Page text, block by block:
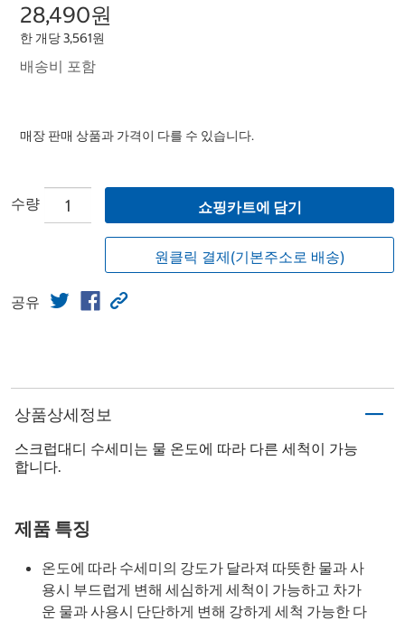
28,490원
한 개당 3,561원
배송비 포함
매장 판매 상품과 가격이 다를 수 있습니다.
수량 쇼핑카트에 담기
원클릭 결제(기본주소로 배송)
공유
상품상세정보
스크럽대디 수세미는 물 온도에 따라 다른 세척이 가능
합니다.
제품 특징
온도에 따라 수세미의 강도가 달라져 따뜻한 물과 사
용시 부드럽게 변해 세심하게 세척이 가능하고 차가
운 물과 사용시 단단하게 변해 강하게 세척 가능한 다